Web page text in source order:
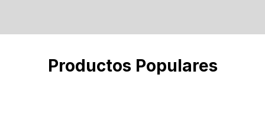
Productos Populares